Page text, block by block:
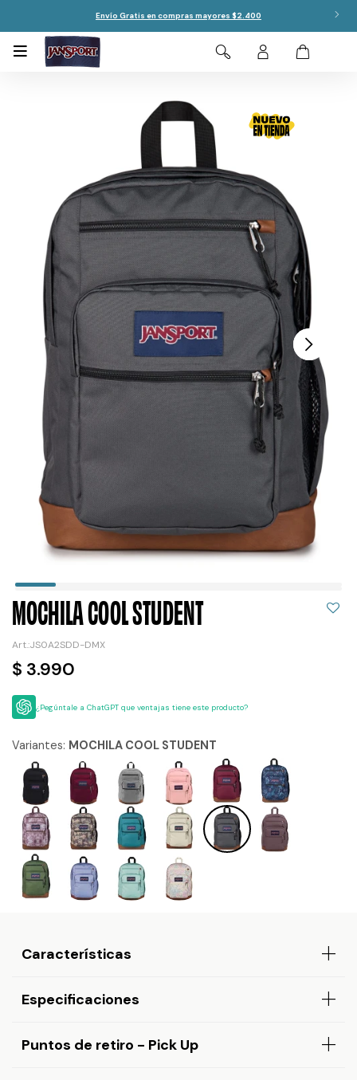
Envío Gratis en compras mayores $2.400

MOCHILA COOL STUDENT
JS0A2SDD-DMX
$ 3.990
¿Pegúntale a ChatGPT que ventajas tiene este producto?
Variantes: MOCHILA COOL STUDENT
Características
Especificaciones
Puntos de retiro - Pick Up